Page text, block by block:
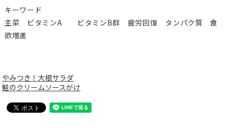
キーワード
主菜 ビタミンA ビタミンB群 疲労回復 タンパク質 食
欲増進
やみつき！大根サラダ
鮭のクリームソースがけ